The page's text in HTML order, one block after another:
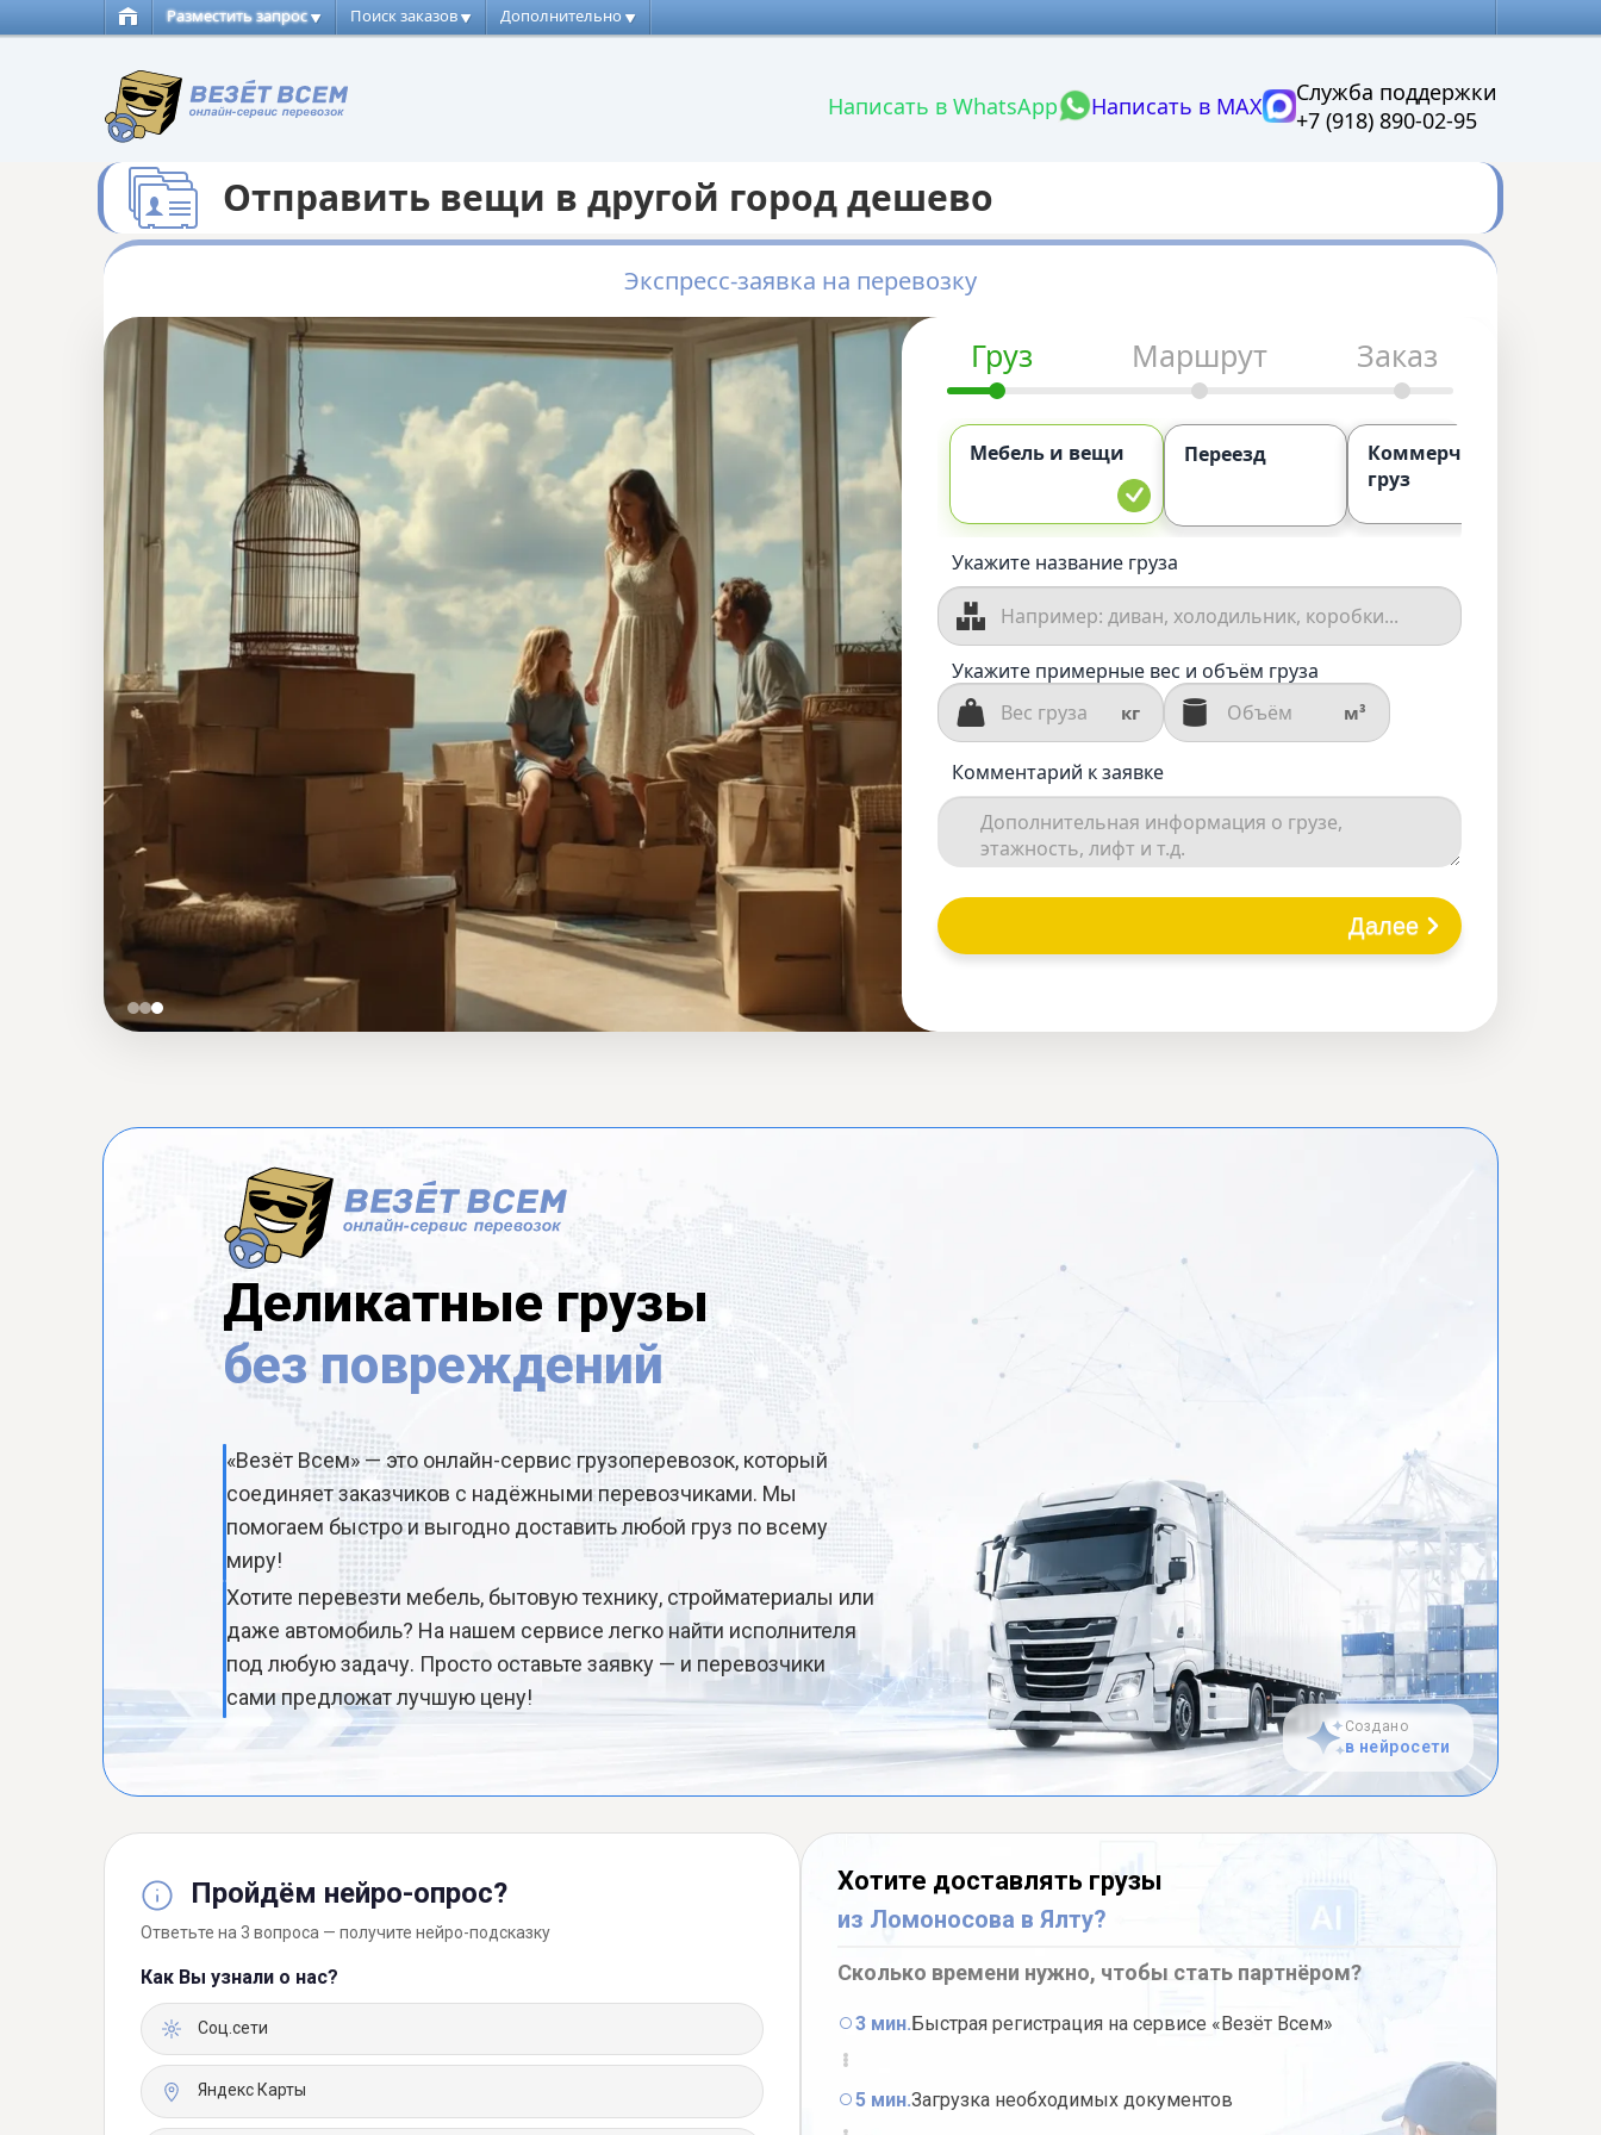
Разместить запрос Поиск заказов Дополнительно
Написать в WhatsApp Написать в MAX
Служба поддержки
+7 (918) 890-02-95
Отправить вещи в другой город дешево
Экспресс-заявка на перевозку
Груз Маршрут Заказ
Мебель и вещи Переезд
Коммерческий
груз
Укажите название груза
Укажите примерные вес и объём груза
кг м³
Комментарий к заявке
Далее
Деликатные грузы
без повреждений
«Везёт Всем» — это онлайн-сервис грузоперевозок, который
соединяет заказчиков с надёжными перевозчиками. Мы
помогаем быстро и выгодно доставить любой груз по всему
миру!
Хотите перевезти мебель, бытовую технику, стройматериалы или
даже автомобиль? На нашем сервисе легко найти исполнителя
под любую задачу. Просто оставьте заявку — и перевозчики
сами предложат лучшую цену!
Создано
в нейросети
Пройдём нейро-опрос?
Ответьте на 3 вопроса — получите нейро-подсказку
Как Вы узнали о нас?
Соц.сети
Яндекс Карты
Хотите доставлять грузы
из Ломоносова в Ялту?
Сколько времени нужно, чтобы стать партнёром?
3 мин.Быстрая регистрация на сервисе «Везёт Всем»
5 мин.Загрузка необходимых документов